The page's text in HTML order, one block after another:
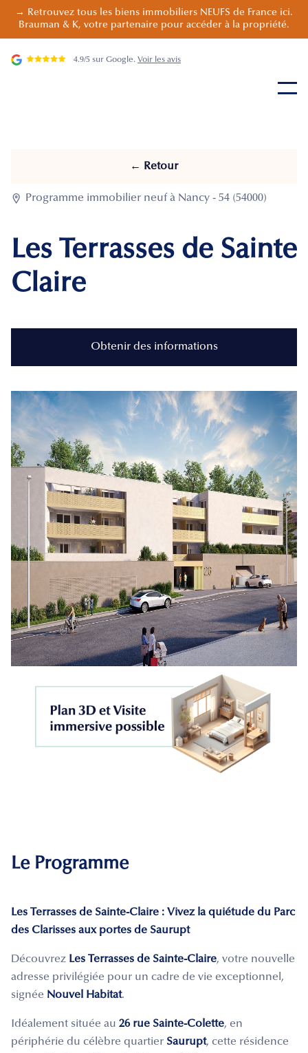
→ Retrouvez tous les biens immobiliers NEUFS de France ici.
Brauman & K, votre partenaire pour accéder à la propriété.
4.9/5 sur Google. Voir les avis
← Retour
 Programme immobilier neuf à Nancy - 54 (54000)
Les Terrasses de Sainte
Claire
Obtenir des informations
Le Programme
Les Terrasses de Sainte-Claire : Vivez la quiétude du Parc
des Clarisses aux portes de Saurupt
Découvrez Les Terrasses de Sainte-Claire, votre nouvelle
adresse privilégiée pour un cadre de vie exceptionnel,
signée Nouvel Habitat.
Idéalement située au 26 rue Sainte-Colette, en
périphérie du célèbre quartier Saurupt, cette résidence